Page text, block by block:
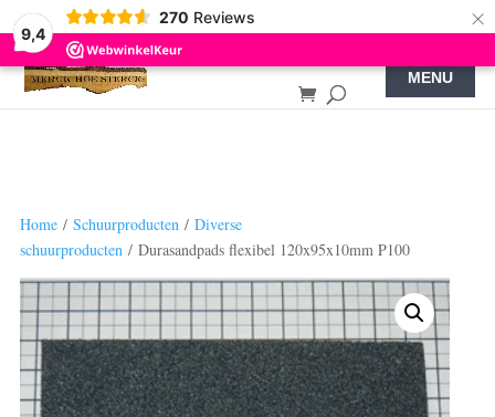
9,4
270 Reviews ×
Home/ Schuurproducten/ Diverse
schuurproducten/ Durasandpads flexibel 120x95x10mm P100